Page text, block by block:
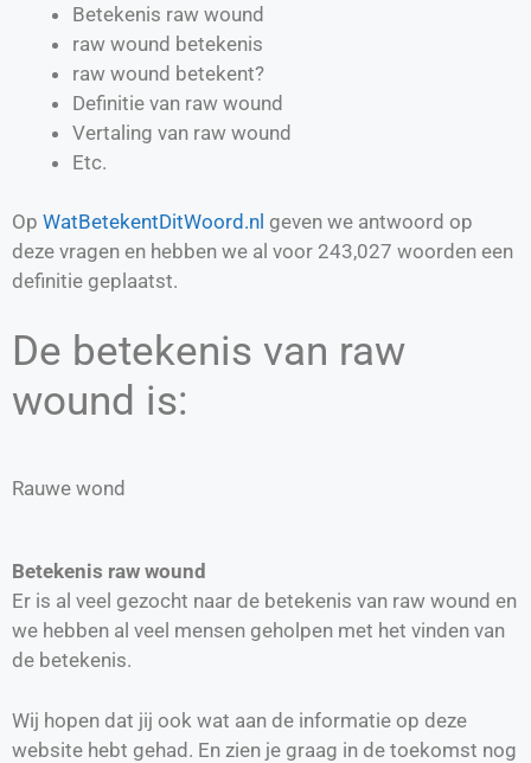
Betekenis raw wound
raw wound betekenis
raw wound betekent?
Definitie van raw wound
Vertaling van raw wound
Etc.
Op WatBetekentDitWoord.nl geven we antwoord op
deze vragen en hebben we al voor 243,027 woorden een
definitie geplaatst.
De betekenis van raw
wound is:
Rauwe wond
Betekenis raw wound
Er is al veel gezocht naar de betekenis van raw wound en
we hebben al veel mensen geholpen met het vinden van
de betekenis.
Wij hopen dat jij ook wat aan de informatie op deze
website hebt gehad. En zien je graag in de toekomst nog